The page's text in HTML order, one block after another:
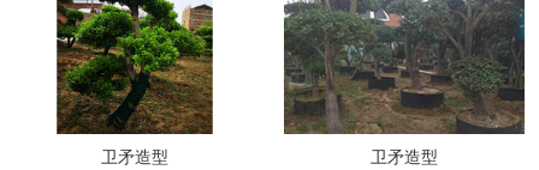
卫矛造型 卫矛造型